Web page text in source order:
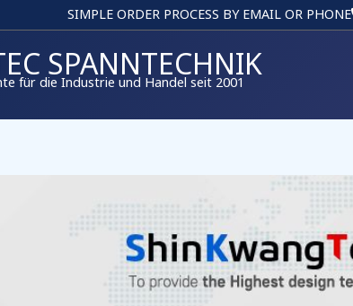
SIMPLE ORDER PROCESS BY EMAIL OR PHONE
SPANNTECHNIK
für die Industrie und Handel seit 2001